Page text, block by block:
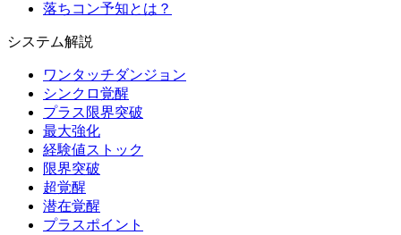
落ちコン予知とは？
システム解説
ワンタッチダンジョン
シンクロ覚醒
プラス限界突破
最大強化
経験値ストック
限界突破
超覚醒
潜在覚醒
プラスポイント